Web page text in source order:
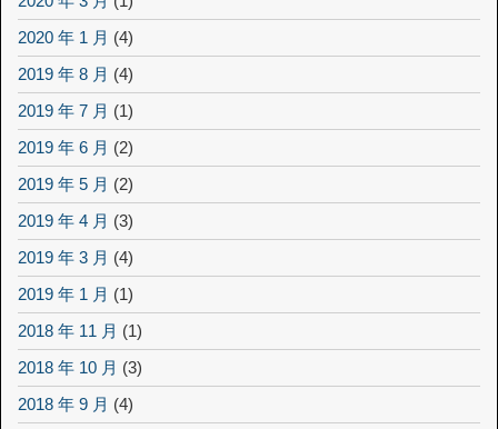
2020 年 1 月 (4)
2019 年 8 月 (4)
2019 年 7 月 (1)
2019 年 6 月 (2)
2019 年 5 月 (2)
2019 年 4 月 (3)
2019 年 3 月 (4)
2019 年 1 月 (1)
2018 年 11 月 (1)
2018 年 10 月 (3)
2018 年 9 月 (4)